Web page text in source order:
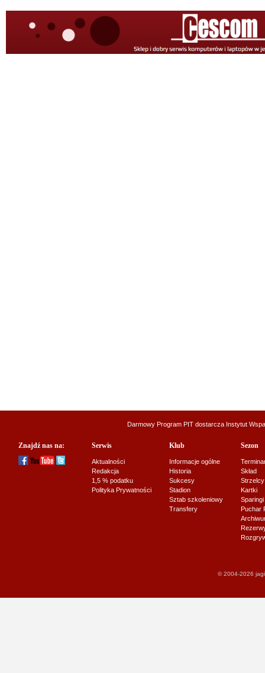
Darmowy Program PIT dostarcza Instytut
Znajdź nas na: Serwis
Aktualności
Redakcja
1,5 % podatku
Polityka Prywatności
Klub
Informacje ogólne
Historia
Sukcesy
Stadion
Sztab szkoleniowy
Transfery
Sezon
Skład
Strzelcy
Kartki
Sparingi
Puchar
© 2004-2026